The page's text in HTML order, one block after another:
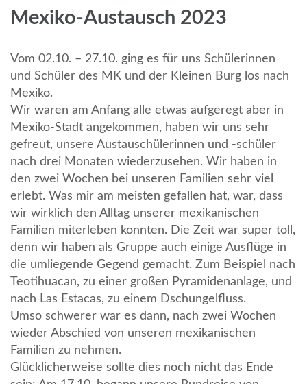
Mexiko-Austausch 2023
Vom 02.10. – 27.10. ging es für uns Schülerinnen
und Schüler des MK und der Kleinen Burg los nach
Mexiko.
Wir waren am Anfang alle etwas aufgeregt aber in
Mexiko-Stadt angekommen, haben wir uns sehr
gefreut, unsere Austauschülerinnen und -schüler
nach drei Monaten wiederzusehen. Wir haben in
den zwei Wochen bei unseren Familien sehr viel
erlebt. Was mir am meisten gefallen hat, war, dass
wir wirklich den Alltag unserer mexikanischen
Familien miterleben konnten. Die Zeit war super toll,
denn wir haben als Gruppe auch einige Ausflüge in
die umliegende Gegend gemacht. Zum Beispiel nach
Teotihuacan, zu einer großen Pyramidenanlage, und
nach Las Estacas, zu einem Dschungelfluss.
Umso schwerer war es dann, nach zwei Wochen
wieder Abschied von unseren mexikanischen
Familien zu nehmen.
Glücklicherweise sollte dies noch nicht das Ende